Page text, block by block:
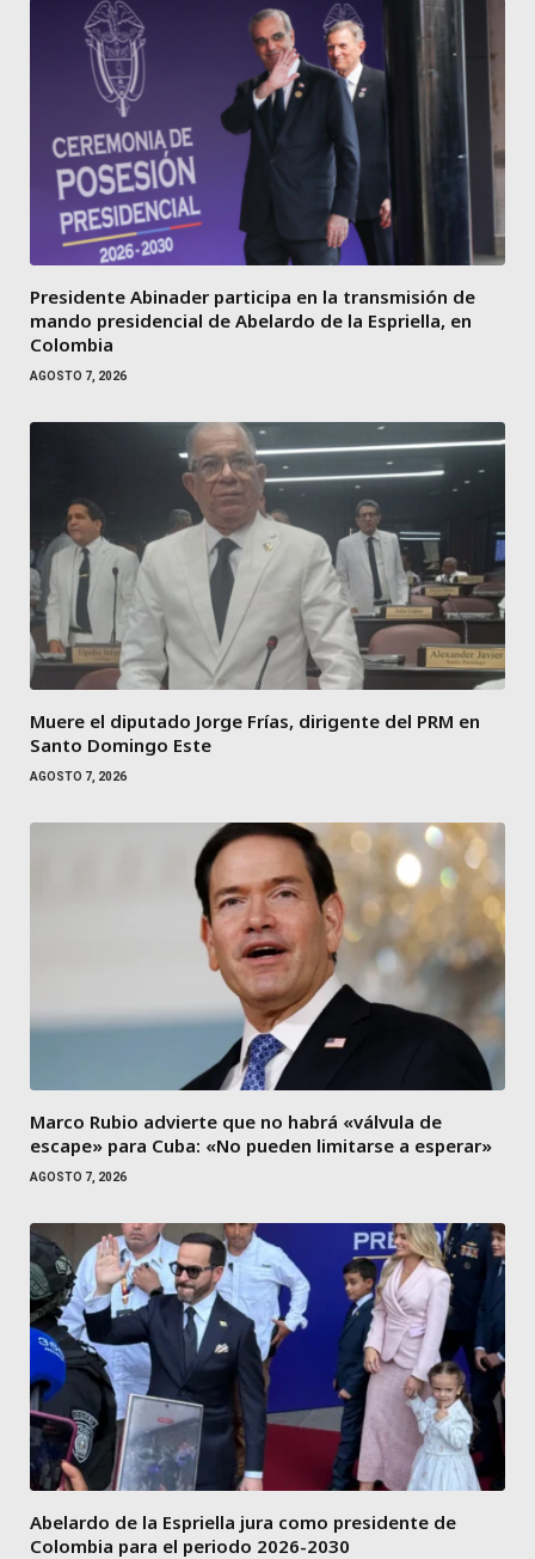
Presidente Abinader participa en la transmisión de
mando presidencial de Abelardo de la Espriella, en
Colombia
AGOSTO 7, 2026
Muere el diputado Jorge Frías, dirigente del PRM en
Santo Domingo Este
AGOSTO 7, 2026
Marco Rubio advierte que no habrá «válvula de
escape» para Cuba: «No pueden limitarse a esperar»
AGOSTO 7, 2026
Abelardo de la Espriella jura como presidente de
Colombia para el periodo 2026-2030